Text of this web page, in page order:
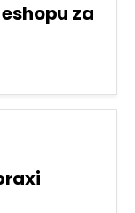
za